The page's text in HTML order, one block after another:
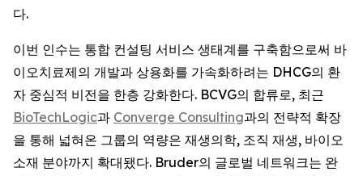
다.
이번 인수는 통합 컨설팅 서비스 생태계를 구축함으로써 바
이오치료제의 개발과 상용화를 가속화하려는 DHCG의 환
자 중심적 비전을 한층 강화한다. BCVG의 합류로, 최근
BioTechLogic과 Converge Consulting과의 전략적 확장
을 통해 넓혀온 그룹의 역량은 재생의학, 조직 재생, 바이오
소재 분야까지 확대됐다. Bruder의 글로벌 네트워크는 완